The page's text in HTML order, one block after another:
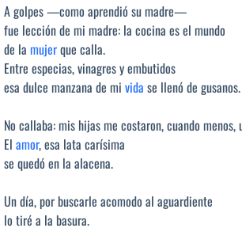
A golpes ­­­­—como aprendió su madre­­­­—
fue lección de mi madre: la cocina es el mundo
de la mujerque calla.
Entre especias, vinagres y embutidos
esa dulce manzana de mi vida se llenó de gusanos.
No callaba: mis hijas me costaron, cuando menos,
El amor, esa lata carísima
se quedó en la alacena.
Un día, por buscarle acomodo al aguardiente
lo tiré a la basura.